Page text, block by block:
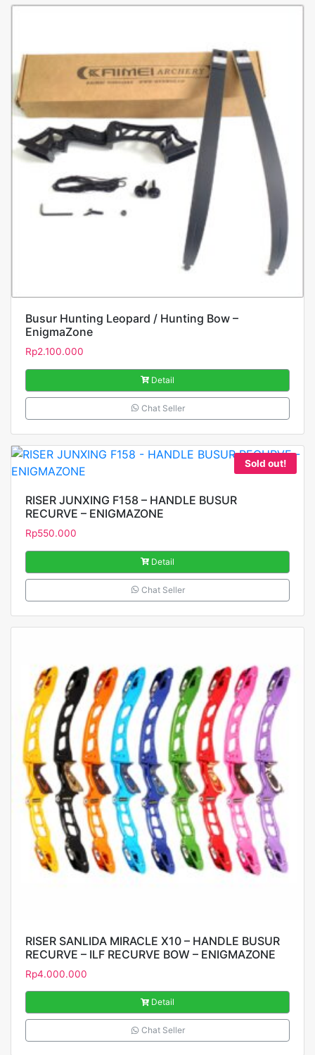
Busur Hunting Leopard / Hunting Bow –
EnigmaZone
Rp2.100.000
Detail
Chat Seller
Sold out!
RISER JUNXING F158 – HANDLE BUSUR
RECURVE – ENIGMAZONE
Rp550.000
Detail
Chat Seller
RISER SANLIDA MIRACLE X10 – HANDLE BUSUR
RECURVE – ILF RECURVE BOW – ENIGMAZONE
Rp4.000.000
Detail
Chat Seller